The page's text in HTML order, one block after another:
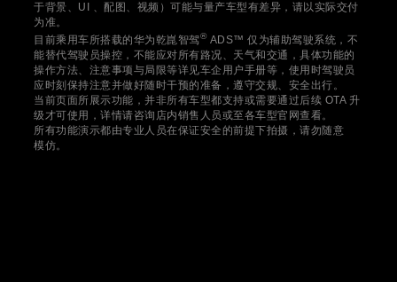
于背景、UI 、配图、视频）可能与量产车型有差异，请以实际交付
为准。
目前乘用车所搭载的华为乾崑智驾®ADS™ 仅为辅助驾驶系统，不
能替代驾驶员操控，不能应对所有路况、天气和交通，具体功能的
操作方法、注意事项与局限等详见车企用户手册等，使用时驾驶员
应时刻保持注意并做好随时干预的准备，遵守交规、安全出行。
当前页面所展示功能，并非所有车型都支持或需要通过后续 OTA 升
级才可使用，详情请咨询店内销售人员或至各车型官网查看。
所有功能演示都由专业人员在保证安全的前提下拍摄，请勿随意
模仿。